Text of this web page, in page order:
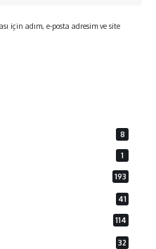
için adım, e-posta adresim ve site
8
1
193
41
114
32